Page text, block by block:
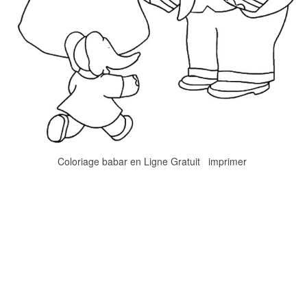
Coloriage babar en Ligne Gratuit imprimer